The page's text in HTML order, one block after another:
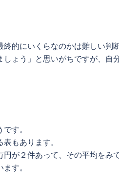
的にいくらなのかは難しい判
しょう」と思いがちですが、
す。
もあります。
が２件あって、その平均をみ
す。